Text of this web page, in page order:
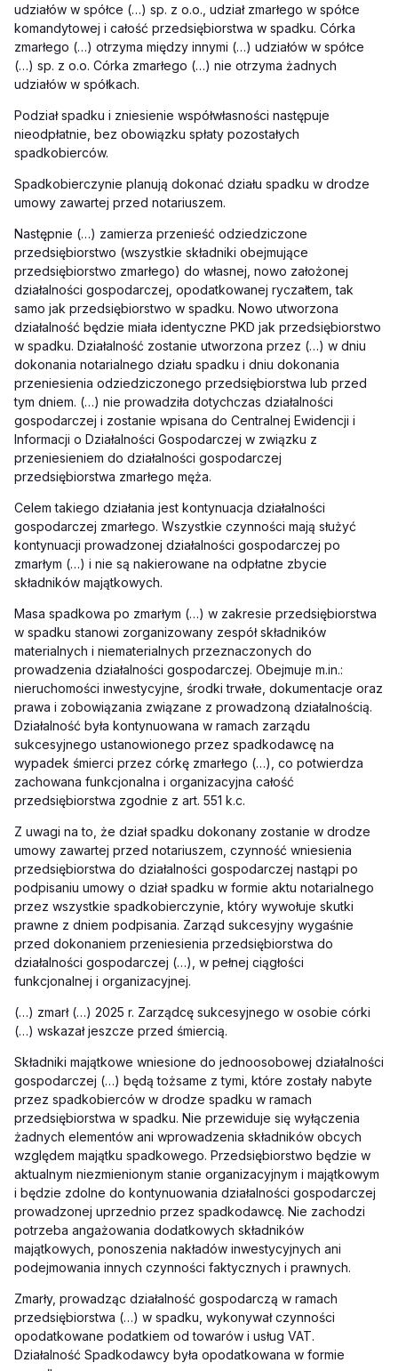
udziałów w spółce (…) sp. z o.o., udział zmarłego w spółce
komandytowej i całość przedsiębiorstwa w spadku. Córka
zmarłego (…) otrzyma między innymi (…) udziałów w spółce
(…) sp. z o.o. Córka zmarłego (…) nie otrzyma żadnych
udziałów w spółkach.
Podział spadku i zniesienie współwłasności następuje
nieodpłatnie, bez obowiązku spłaty pozostałych
spadkobierców.
Spadkobierczynie planują dokonać działu spadku w drodze
umowy zawartej przed notariuszem.
Następnie (…) zamierza przenieść odziedziczone
przedsiębiorstwo (wszystkie składniki obejmujące
przedsiębiorstwo zmarłego) do własnej, nowo założonej
działalności gospodarczej, opodatkowanej ryczałtem, tak
samo jak przedsiębiorstwo w spadku. Nowo utworzona
działalność będzie miała identyczne PKD jak przedsiębiorstwo
w spadku. Działalność zostanie utworzona przez (…) w dniu
dokonania notarialnego działu spadku i dniu dokonania
przeniesienia odziedziczonego przedsiębiorstwa lub przed
tym dniem. (…) nie prowadziła dotychczas działalności
gospodarczej i zostanie wpisana do Centralnej Ewidencji i
Informacji o Działalności Gospodarczej w związku z
przeniesieniem do działalności gospodarczej
przedsiębiorstwa zmarłego męża.
Celem takiego działania jest kontynuacja działalności
gospodarczej zmarłego. Wszystkie czynności mają służyć
kontynuacji prowadzonej działalności gospodarczej po
zmarłym (…) i nie są nakierowane na odpłatne zbycie
składników majątkowych.
Masa spadkowa po zmarłym (…) w zakresie przedsiębiorstwa
w spadku stanowi zorganizowany zespół składników
materialnych i niematerialnych przeznaczonych do
prowadzenia działalności gospodarczej. Obejmuje m.in.:
nieruchomości inwestycyjne, środki trwałe, dokumentacje oraz
prawa i zobowiązania związane z prowadzoną działalnością.
Działalność była kontynuowana w ramach zarządu
sukcesyjnego ustanowionego przez spadkodawcę na
wypadek śmierci przez córkę zmarłego (…), co potwierdza
zachowana funkcjonalna i organizacyjna całość
przedsiębiorstwa zgodnie z art. 551 k.c.
Z uwagi na to, że dział spadku dokonany zostanie w drodze
umowy zawartej przed notariuszem, czynność wniesienia
przedsiębiorstwa do działalności gospodarczej nastąpi po
podpisaniu umowy o dział spadku w formie aktu notarialnego
przez wszystkie spadkobierczynie, który wywołuje skutki
prawne z dniem podpisania. Zarząd sukcesyjny wygaśnie
przed dokonaniem przeniesienia przedsiębiorstwa do
działalności gospodarczej (…), w pełnej ciągłości
funkcjonalnej i organizacyjnej.
(…) zmarł (…) 2025 r. Zarządcę sukcesyjnego w osobie córki
(…) wskazał jeszcze przed śmiercią.
Składniki majątkowe wniesione do jednoosobowej działalności
gospodarczej (…) będą tożsame z tymi, które zostały nabyte
przez spadkobierców w drodze spadku w ramach
przedsiębiorstwa w spadku. Nie przewiduje się wyłączenia
żadnych elementów ani wprowadzenia składników obcych
względem majątku spadkowego. Przedsiębiorstwo będzie w
aktualnym niezmienionym stanie organizacyjnym i majątkowym
i będzie zdolne do kontynuowania działalności gospodarczej
prowadzonej uprzednio przez spadkodawcę. Nie zachodzi
potrzeba angażowania dodatkowych składników
majątkowych, ponoszenia nakładów inwestycyjnych ani
podejmowania innych czynności faktycznych i prawnych.
Zmarły, prowadząc działalność gospodarczą w ramach
przedsiębiorstwa (…) w spadku, wykonywał czynności
opodatkowane podatkiem od towarów i usług VAT.
Działalność Spadkodawcy była opodatkowana w formie